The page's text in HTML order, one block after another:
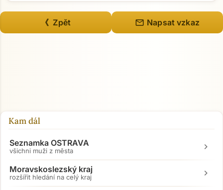
《 Zpět mail Napsat vzkaz
Kam dál
Seznamka OSTRAVA
všichni muži z města chevron_right
Moravskoslezský kraj
rozšířit hledání na celý kraj chevron_right